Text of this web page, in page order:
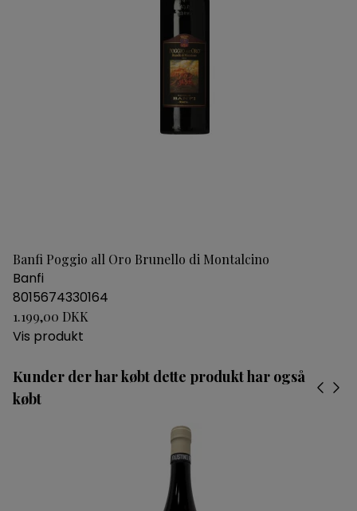
Banfi Poggio all Oro Brunello di Montalcino
Banfi
8015674330164
1.199,00 DKK
Vis produkt
Kunder der har købt dette produkt har også
købt